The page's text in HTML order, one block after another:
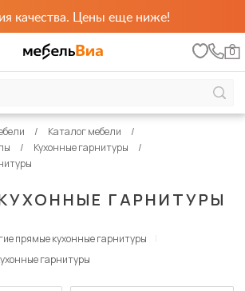
качества. Цены еще ниже!
0
ГАРНИТУРЫ
Каталог мебели
Кухонные гарнитуры
прямые кухонные гарнитуры
гарнитуры